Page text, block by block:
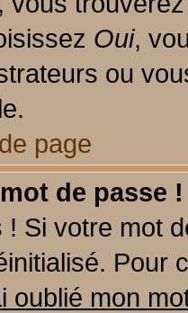
Oui,
ou
page
de passe !
! Si votre mot
Pour
oublié mon